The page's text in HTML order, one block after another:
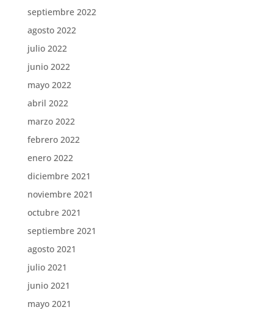
septiembre 2022
agosto 2022
julio 2022
junio 2022
mayo 2022
abril 2022
marzo 2022
febrero 2022
enero 2022
diciembre 2021
noviembre 2021
octubre 2021
septiembre 2021
agosto 2021
julio 2021
junio 2021
mayo 2021